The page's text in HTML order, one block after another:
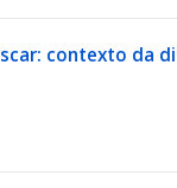
contexto da